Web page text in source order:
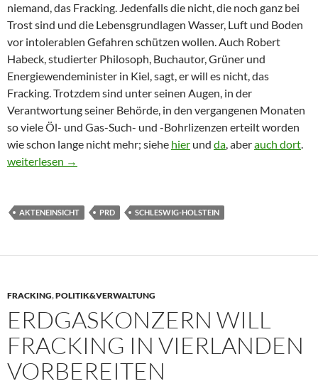
niemand, das Fracking. Jedenfalls die nicht, die noch ganz bei
Trost sind und die Lebensgrundlagen Wasser, Luft und Boden
vor intolerablen Gefahren schützen wollen. Auch Robert
Habeck, studierter Philosoph, Buchautor, Grüner und
Energiewendeminister in Kiel, sagt, er will es nicht, das
Fracking. Trotzdem sind unter seinen Augen, in der
Verantwortung seiner Behörde, in den vergangenen Monaten
so viele Öl- und Gas-Such- und -Bohrlizenzen erteilt worden
wie schon lange nicht mehr; siehe hier und da, aberauch dort.
Von Fracking sollte nicht die Rede sein
weiterlesen →
AKTENEINSICHT PRD SCHLESWIG-HOLSTEIN
FRACKING,POLITIK&VERWALTUNG
ERDGASKONZERN WILL
FRACKING IN VIERLANDEN
VORBEREITEN